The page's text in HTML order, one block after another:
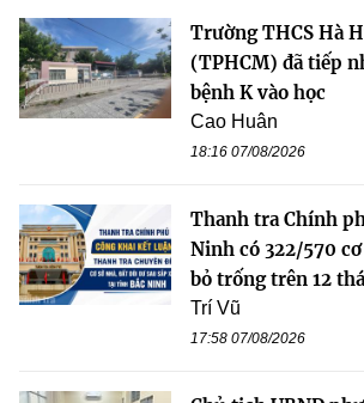
Trường THCS Hà
(TPHCM) đã tiếp
bệnh K vào học
Cao Huân
18:16 07/08/2026
Thanh tra Chính
Ninh có 322/570
bỏ trống trên 12
Trí Vũ
17:58 07/08/2026